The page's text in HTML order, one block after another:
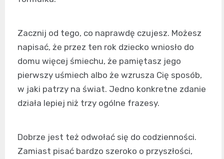
Zacznij od tego, co naprawdę czujesz. Możesz
napisać, że przez ten rok dziecko wniosło do
domu więcej śmiechu, że pamiętasz jego
pierwszy uśmiech albo że wzrusza Cię sposób,
w jaki patrzy na świat. Jedno konkretne zdanie
działa lepiej niż trzy ogólne frazesy.
Dobrze jest też odwołać się do codzienności.
Zamiast pisać bardzo szeroko o przyszłości,